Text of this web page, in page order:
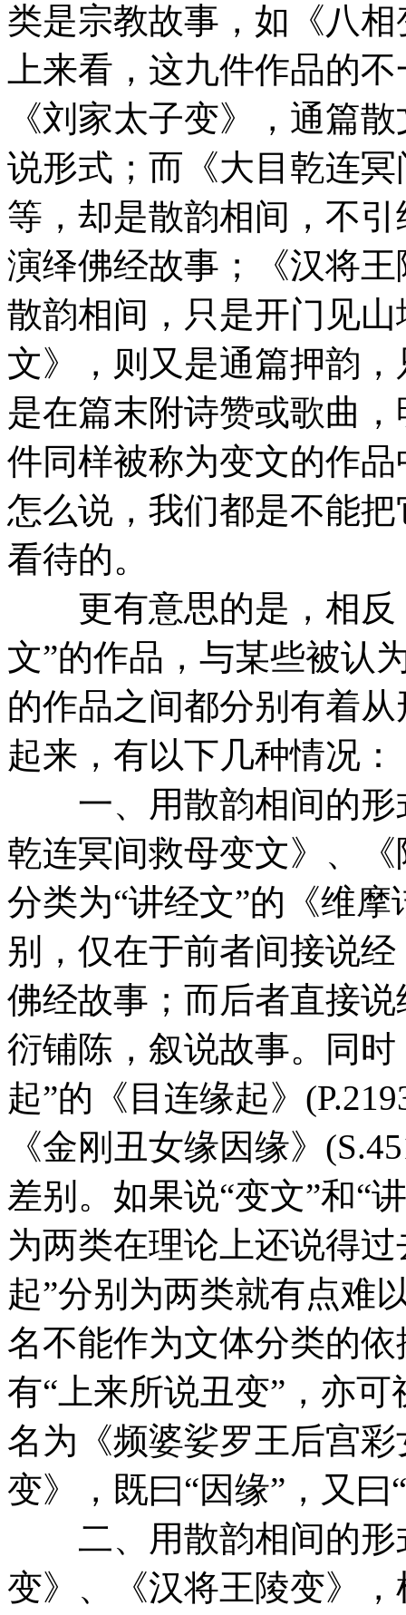
类是宗教故事，如《八
上来看，这九件作品的
《刘家太子变》，通篇
说形式；而《大目乾连
等，却是散韵相间，不
演绎佛经故事；《汉将
散韵相间，只是开门见
文》，则又是通篇押韵
是在篇末附诗赞或歌曲
件同样被称为变文的作
怎么说，我们都是不能
看待的。
更有意思的是，相反
文”的作品，与某些被认
的作品之间都分别有着
起来，有以下几种情况：
一、用散韵相间的形
乾连冥间救母变文》、
分类为“讲经文”的《维
别，仅在于前者间接说
佛经故事；而后者直接
衍铺陈，叙说故事。同
起”的《目连缘起》
《金刚丑女缘因缘》
差别。如果说“变文”和“
为两类在理论上还说得
起”分别为两类就有点难
名不能作为文体分类的
有“上来所说丑变”，亦可
名为《频婆娑罗王后宫
变》，既曰“因缘”，又
二、用散韵相间的形
变》、《汉将王陵变》